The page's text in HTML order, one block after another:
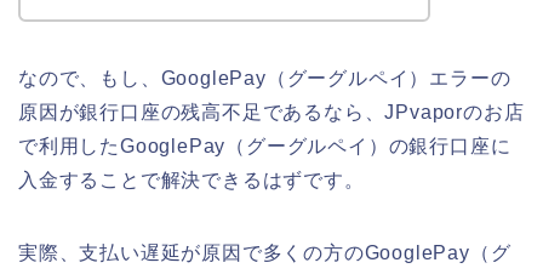
なので、もし、GooglePay（グーグルペイ）エラーの
原因が銀行口座の残高不足であるなら、JPvaporのお店
で利用したGooglePay（グーグルペイ）の銀行口座に
入金することで解決できるはずです。
実際、支払い遅延が原因で多くの方のGooglePay（グ